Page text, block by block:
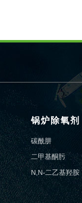
锅炉除氧剂
碳酰肼
二甲基酮肟
N,N-二乙基羟胺